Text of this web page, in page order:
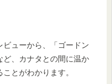
ューから、「ゴードン
ど、カナタとの間に温か
とがわかります。